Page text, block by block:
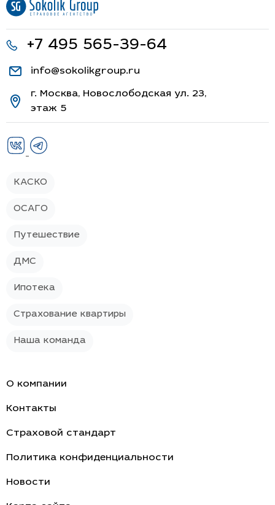
+7 495 565-39-64
info@sokolikgroup.ru
г. Москва, Новослободская ул. 23,
этаж 5
КАСКО
ОСАГО
Путешествие
ДМС
Ипотека
Страхование квартиры
Наша команда
О компании
Контакты
Страховой стандарт
Политика конфиденциальности
Новости